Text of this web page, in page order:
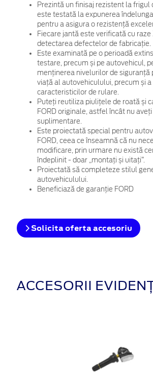
Prezintă un finisaj rezistent la frigul
este testată la expunerea
pentru a asigura o rezistență
Fiecare jantă este verificată cu raze
detectarea defectelor de fabricație.
Este examinată pe o perioadă
testare, precum și pe autovehicul,
menținerea nivelurilor de siguranță
viață al autovehiculului, precum și
caracteristicilor de rulare.
Puteți reutiliza piulițele de roată și
FORD originale, astfel încât nu
suplimentare.
Este proiectată special pentru
FORD, ceea ce înseamnă că nu
modificare, prin urmare nu există
îndeplinit - doar „montați și uitați”.
Proiectată să completeze stilul
autovehiculului.
Beneficiază de garanție FORD
Solicita oferta accesoriu
ACCESORII